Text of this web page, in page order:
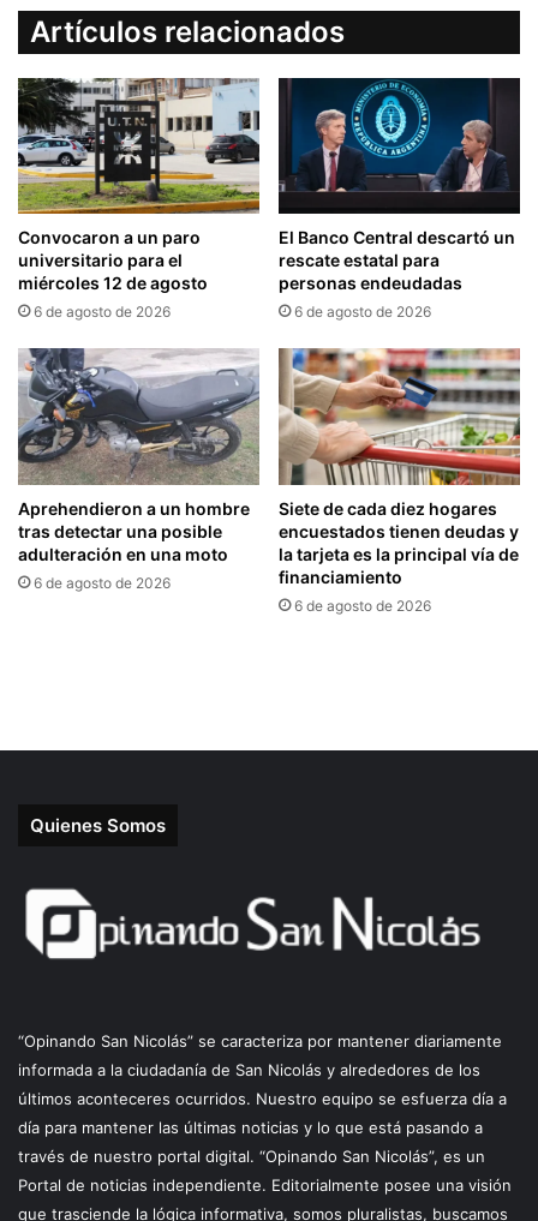
Quienes Somos
“Opinando San Nicolás” se caracteriza por mantener diariamente
informada a la ciudadanía de San Nicolás y alrededores de los
últimos aconteceres ocurridos. Nuestro equipo se esfuerza día a
día para mantener las últimas noticias y lo que está pasando a
través de nuestro portal digital. “Opinando San Nicolás”, es un
Portal de noticias independiente. Editorialmente posee una visión
que trasciende la lógica informativa, somos pluralistas, buscamos